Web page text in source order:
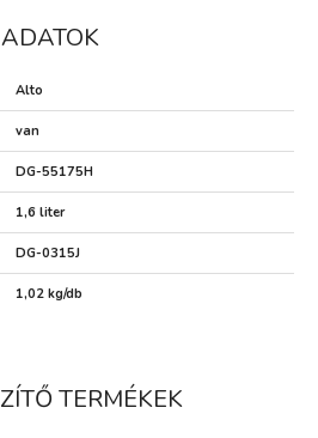
ADATOK
Alto
van
DG-55175H
1,6 liter
DG-0315J
1,02 kg/db
TERMÉKEK